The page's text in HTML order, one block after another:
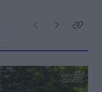
Poprzednie
NastępneKliknij